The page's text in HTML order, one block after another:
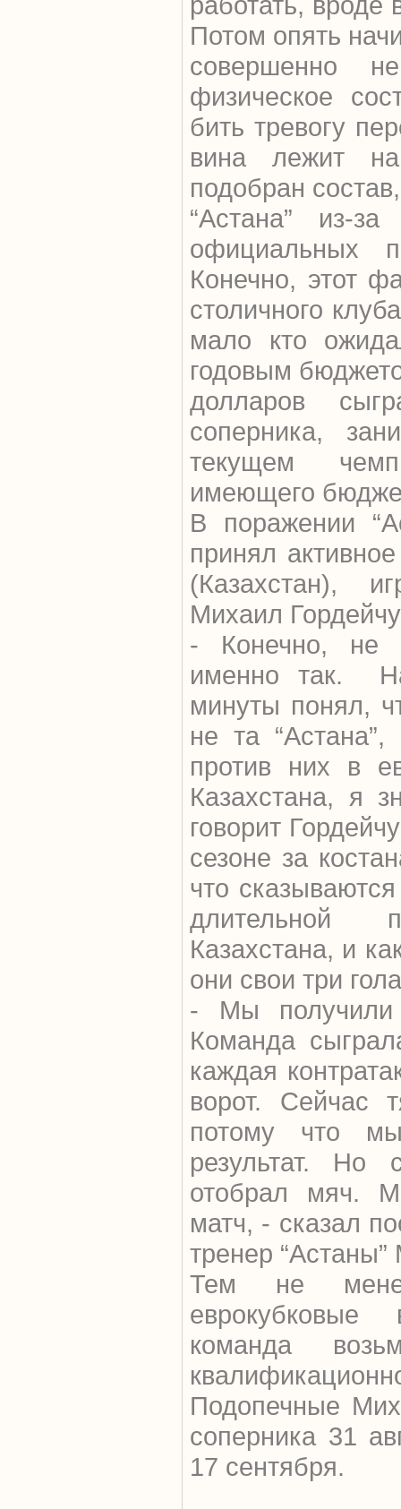
Потом опять
совершенно
физическое
бить тревогу
вина лежит
подобран
“Астана” из-
официальных
Конечно, этот
столичного
мало кто
годовым
долларов
соперника,
текущем
имеющего
В поражении
принял
(Казахстан),
Михаил
- Конечно, не
именно так.
минуты понял,
не та
против них в
Казахстана, я
говорит
сезоне за
что
длительной
Казахстана, и
они свои три
- Мы получили
Команда
каждая
ворот. Сейчас
потому что
результат. Но
отобрал мяч.
матч, - сказал
тренер
Тем не
еврокубковые
команда
Подопечные
соперника 31
17 сентября.